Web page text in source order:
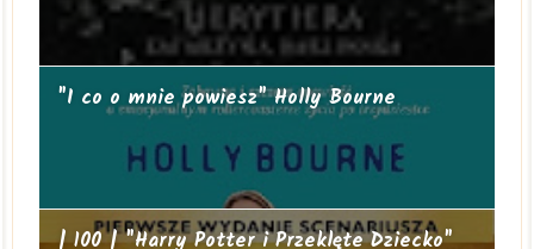
"I co o mnie powiesz" Holly Bourne
| 100 | "Harry Potter i Przeklęte Dziecko"